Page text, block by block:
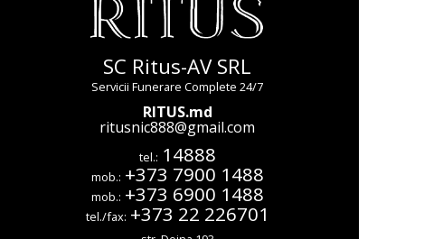
SC Ritus-AV SRL
Servicii Funerare Complete 24/7
RITUS.md
ritusnic888@gmail.com
tel.: 14888
mob.: +373 7900 1488
mob.: +373 6900 1488
tel./fax: +373 22 226701